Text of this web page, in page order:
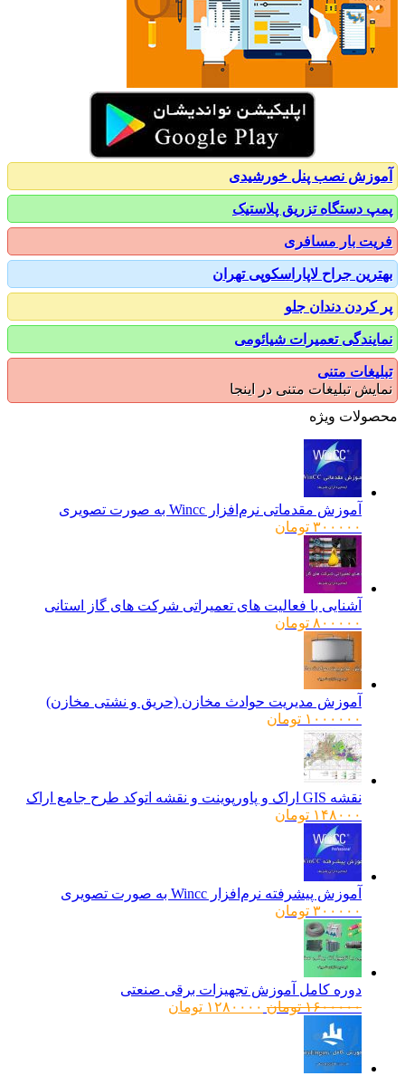
نصب پنل خورشیدی
دستگاه تزریق پلاستیک
بار مسافری
جراح لاپاراسکوپی تهران
دندان جلو
تعمیرات شیائومی
متنی
تبلیغات متنی در اینجا
ویژه
آموزش مقدماتی نرم‌افزار Wincc به صورت تصویری
۳۰۰۰۰۰ تومان
آشنایی با فعالیت های تعمیراتی شرکت های گاز استانی
۸۰۰۰۰۰ تومان
آموزش مدیریت حوادث مخازن (حریق و نشتی مخازن)
۱۰۰۰۰۰۰ تومان
نقشه GIS اراک و پاورپوینت و نقشه اتوکد طرح جامع اراک
۱۴۸۰۰۰ تومان
آموزش پیشرفته نرم‌افزار Wincc به صورت تصویری
۳۰۰۰۰۰ تومان
دوره کامل آموزش تجهیزات برقی صنعتی
۱۶۰۰۰۰۰ تومانقیمت
۱۲۸۰۰۰۰ تومانقیمت